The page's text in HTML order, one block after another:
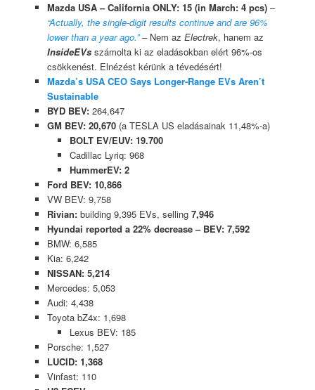
Mazda USA – California ONLY: 15 (in March: 4 pcs)–
“Actually, the single-digit results continue and are 96%
lower than a year ago.”– Nem az Electrek, hanem az
InsideEVsszámolta ki az eladásokban elért 96%-os
csökkenést. Elnézést kérünk a tévedésért!
Mazda’s USA CEO Says Longer-Range EVs Aren’t
Sustainable
BYD BEV:264,647
GM BEV: 20,670(a TESLA US eladásainak 11,48%-a)
BOLT EV/EUV: 19.700
Cadillac Lyriq: 968
HummerEV: 2
Ford BEV: 10,866
VW BEV: 9,758
Rivian:building 9,395 EVs, selling 7,946
Hyundai reported a 22% decrease – BEV: 7,592
BMW: 6,585
Kia: 6,242
NISSAN: 5,214
Mercedes: 5,053
Audi: 4,438
Toyota bZ4x: 1,698
Lexus BEV: 185
Porsche: 1,527
LUCID: 1,368
Vinfast: 110